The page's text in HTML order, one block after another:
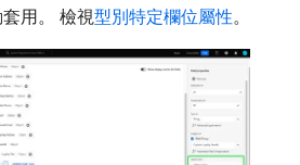
用。 檢視型別特定欄位屬性。